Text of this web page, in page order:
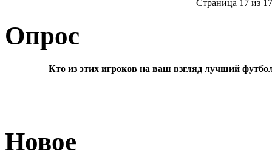
Страница 17 из 17
Опрос
Кто из этих игроков на ваш взгляд лучший
Новое